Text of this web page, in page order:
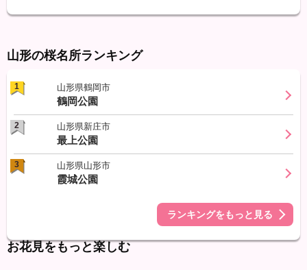
山形の桜名所ランキング
1 山形県鶴岡市
鶴岡公園
2 山形県新庄市
最上公園
3 山形県山形市
霞城公園
ランキングをもっと見る
お花見をもっと楽しむ